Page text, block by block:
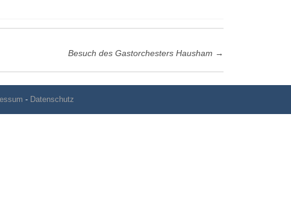
Besuch des Gastorchesters Hausham →
- Datenschutz